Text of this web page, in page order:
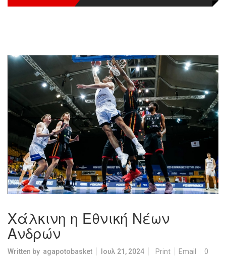
Basketball League 1
Γυναικών:
Χάλκινη η Εθνική Νέων
Ανδρών
Written by agapotobasket Ιουλ 21, 2024 Print Email
0